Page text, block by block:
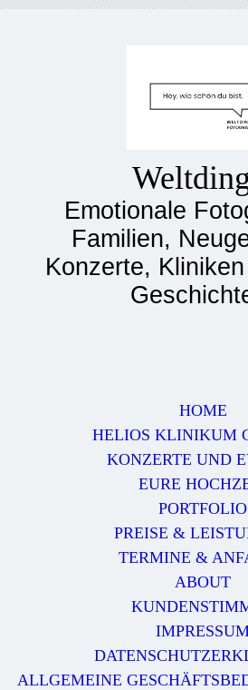
Emotionale
Familien,
Konzerte,
HOME
HELIOS KLINIKUM
KONZERTE UND
EURE
PORTFOLIO
PREISE &
TERMINE &
ABOUT
ALLGEMEINE